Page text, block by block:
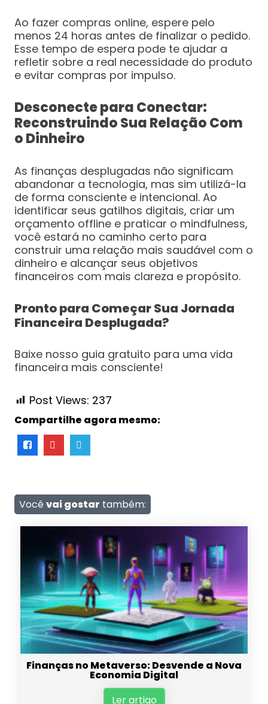
Ao fazer compras online, espere pelo
menos 24 horas antes de finalizar o pedido.
Esse tempo de espera pode te ajudar a
refletir sobre a real necessidade do produto
e evitar compras por impulso.
Desconecte para Conectar:
Reconstruindo Sua Relação Com
o Dinheiro
As finanças desplugadas não significam
abandonar a tecnologia, mas sim utilizá-la
de forma consciente e intencional. Ao
identificar seus gatilhos digitais, criar um
orçamento offline e praticar o mindfulness,
você estará no caminho certo para
construir uma relação mais saudável com o
dinheiro e alcançar seus objetivos
financeiros com mais clareza e propósito.
Pronto para Começar Sua Jornada
Financeira Desplugada?
Baixe nosso guia gratuito para uma vida
financeira mais consciente!
Post Views: 237
Compartilhe agora mesmo:
Você vai gostar também:
Finanças no Metaverso: Desvende a Nova
Economia Digital
Ler artigo